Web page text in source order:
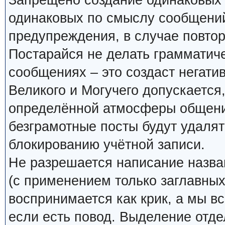
одинаковых по смыслу
предупреждения, в случае
Постарайся не делать
сообщениях – это создаст
Великого и Могучего
определённой атмосферы
безграмотные посты будут
блокированию учётной записи.
Не разрешается написание
(с применением только
воспринимается как крик, а мы
если есть повод. Выделение